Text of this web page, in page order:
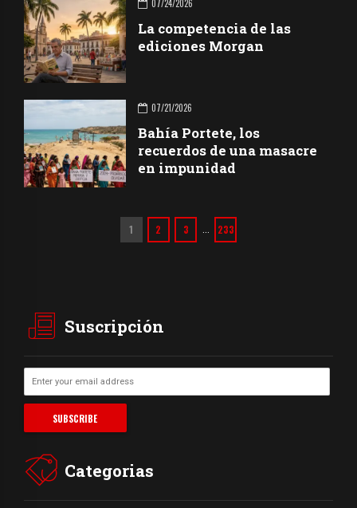
07/24/2026
La competencia de las
ediciones Morgan
07/21/2026
Bahía Portete, los
recuerdos de una masacre
en impunidad
1 2 3 … 233
Suscripción
Categorias